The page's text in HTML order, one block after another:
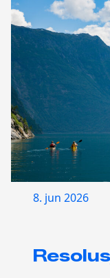
8. jun 2026